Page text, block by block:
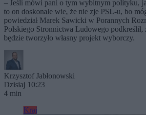
– Jeśli mówi pani o tym wybitnym polityku,
to on doskonale wie, że nie zje PSL-u, bo
powiedział Marek Sawicki w Porannych
Polskiego Stronnictwa Ludowego podkreślił,
będzie tworzyło własny projekt wyborczy.
Krzysztof Jabłonowski
Dzisiaj 10:23
4 min
Kraj